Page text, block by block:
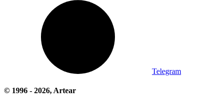
Telegram
© 1996 - 2026, Artear